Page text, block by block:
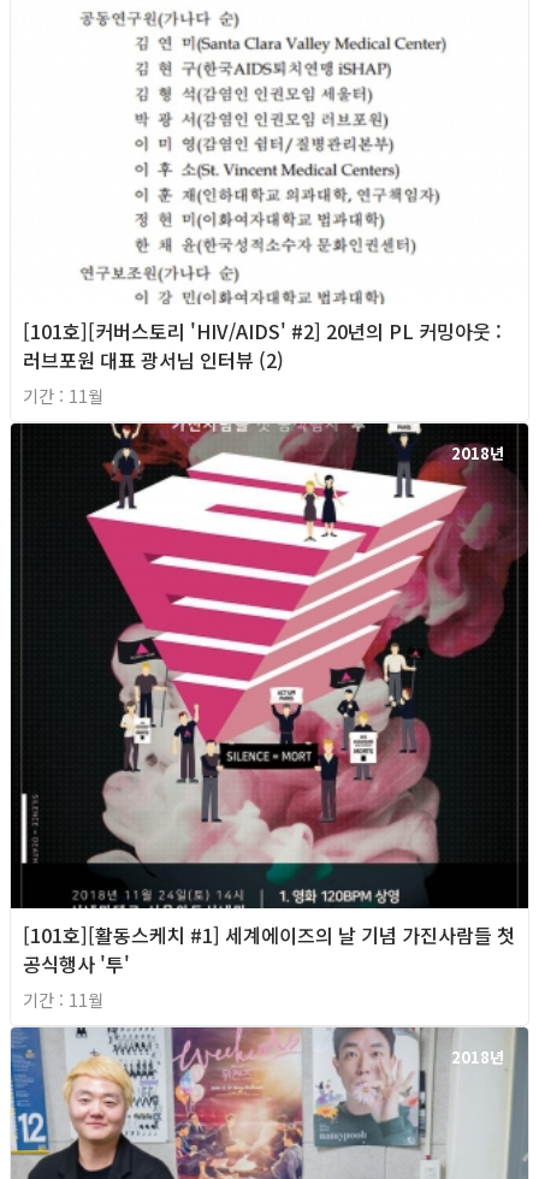
[101호][커버스토리 'HIV/AIDS' #2] 20년의 PL 커밍아웃 :
러브포원 대표 광서님 인터뷰 (2)
기간 : 11월
2018년
[101호][활동스케치 #1] 세계에이즈의 날 기념 가진사람들 첫
공식행사 '투'
기간 : 11월
2018년